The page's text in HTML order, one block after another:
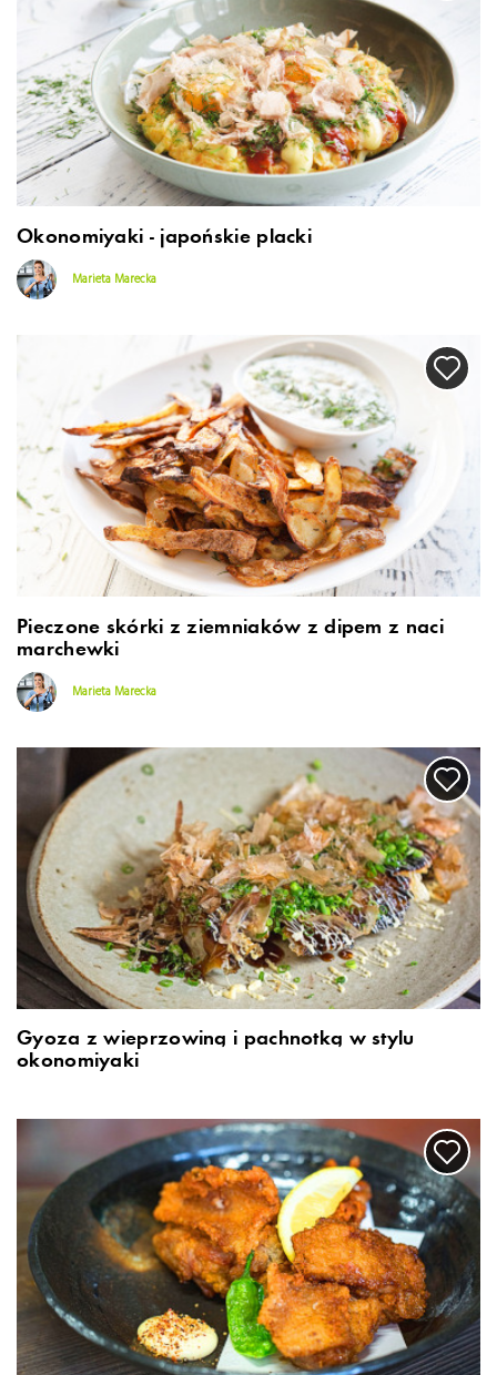
Okonomiyaki - japońskie placki
Marieta Marecka
Pieczone skórki z ziemniaków z dipem z naci
marchewki
Marieta Marecka
Gyoza z wieprzowiną i pachnotką w stylu
okonomiyaki